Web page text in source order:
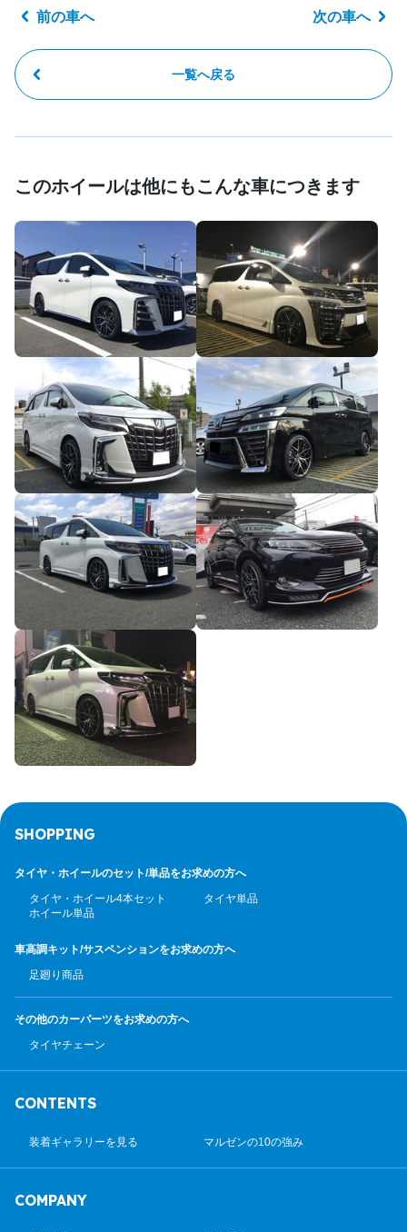
前の車へ
一覧へ戻る
次の車へ
このホイールは他にもこんな車につきます
SHOPPING
タイヤ・ホイールのセット/単品をお求めの方へ
タイヤ・ホイール4本セット
タイヤ単品
ホイール単品
車高調キット/サスペンションをお求めの方へ
足廻り商品
その他のカーパーツをお求めの方へ
タイヤチェーン
CONTENTS
装着ギャラリーを見る マルゼンの10の強み
COMPANY